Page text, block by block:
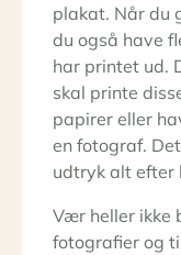
plakat. Når du
du også have
har printet ud.
skal printe
papirer eller
en fotograf.
udtryk alt efter
Vær heller ikke
fotografier og